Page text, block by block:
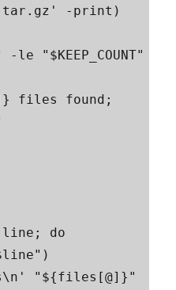
-print)
line; do
"${files[@]}"